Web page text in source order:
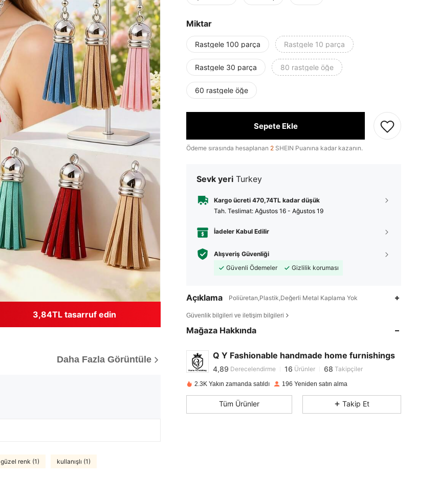
3,84TL tasarruf edin
Daha Fazla Görüntüle
güzel renk (1) kullanışlı (1)
Miktar
Rastgele 100 parça Rastgele 10 parça
Rastgele 30 parça 80 rastgele öğe
60 rastgele öğe
Sepete Ekle
Ödeme sırasında hesaplanan 2 SHEIN Puanına kadar kazanın.
Sevk yeri Turkey
Kargo ücreti 470,74TL kadar düşük
Tah. Teslimat: Ağustos 16 - Ağustos 19
İadeler Kabul Edilir
Alışveriş Güvenliği
Güvenli Ödemeler
Gizlilik koruması
Açıklama Poliüretan,Plastik,Değerli Metal Kaplama Yok
Güvenlik bilgileri ve iletişim bilgileri
Mağaza Hakkında
Q Y Fashionable handmade home furnishings
4,89 16
68
4,89
16
4,89
4,89 Derecelendirme 16 Ürünler 68 Takipçiler
l***d 1 gün önce 'i takip etti
4,89 16
68
4,89
16
68
2.3K Yakın zamanda satıldı 196 Yeniden satın alma
Tüm Ürünler Takip Et